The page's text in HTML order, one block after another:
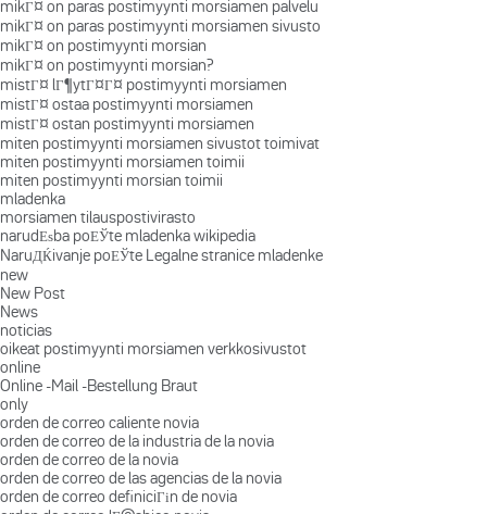
mikГ¤ on paras postimyynti morsiamen palvelu
mikГ¤ on paras postimyynti morsiamen sivusto
mikГ¤ on postimyynti morsian
mikГ¤ on postimyynti morsian?
mistГ¤ lГ¶ytГ¤Г¤ postimyynti morsiamen
mistГ¤ ostaa postimyynti morsiamen
mistГ¤ ostan postimyynti morsiamen
miten postimyynti morsiamen sivustot toimivat
miten postimyynti morsiamen toimii
miten postimyynti morsian toimii
mladenka
morsiamen tilauspostivirasto
narudЕѕba poЕЎte mladenka wikipedia
NaruДЌivanje poЕЎte Legalne stranice mladenke
new
New Post
News
noticias
oikeat postimyynti morsiamen verkkosivustot
online
Online -Mail -Bestellung Braut
only
orden de correo caliente novia
orden de correo de la industria de la novia
orden de correo de la novia
orden de correo de las agencias de la novia
orden de correo definiciГіn de novia